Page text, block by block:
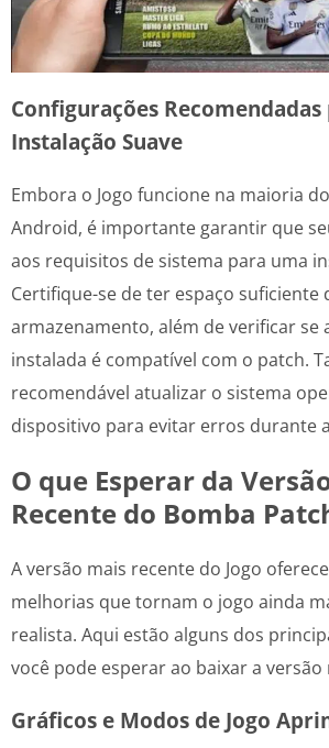
Configurações
Instalação Suave
Embora o Jogo funcione na maioria
Android, é importante garantir que
aos requisitos de sistema para uma
Certifique-se de ter espaço suficiente
armazenamento, além de verificar se
instalada é compatível com o patch.
recomendável atualizar o sistema
dispositivo para evitar erros durante
O que Esperar da
Recente do Bomba
A versão mais recente do Jogo
melhorias que tornam o jogo ainda
realista. Aqui estão alguns dos
você pode esperar ao baixar a versão
Gráficos e Modos de Jogo